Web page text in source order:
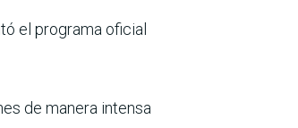
el programa oficial
de manera intensa